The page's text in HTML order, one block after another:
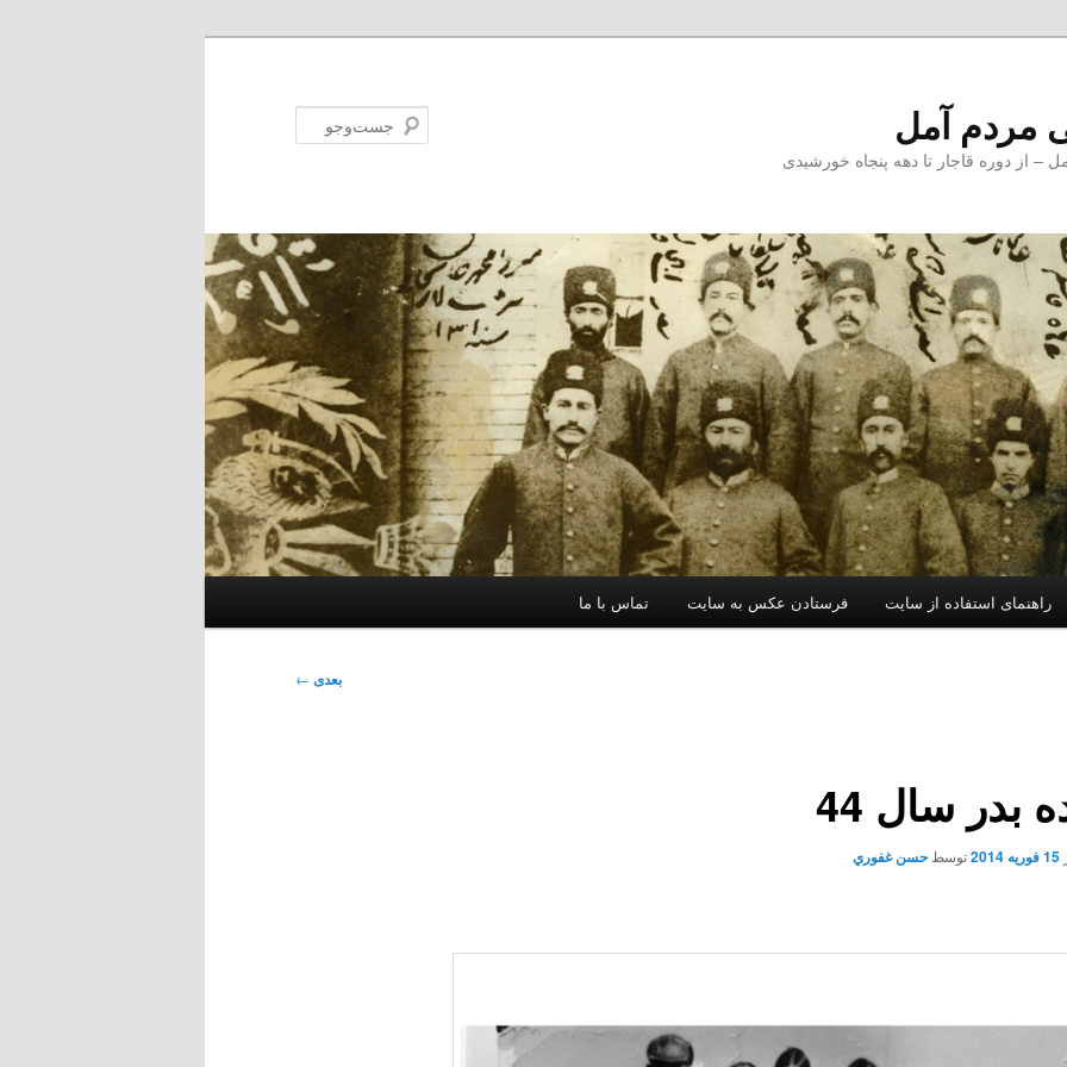
مردم آمل
از دوره قاجار تا دهه پنجاه خورشیدی
راهنمای استفاده از سایت فرستادن عکس به سایت تماس با ما
بعدی ←
بدر سال 44
15 فوریه 2014 توسط حسن غفوري